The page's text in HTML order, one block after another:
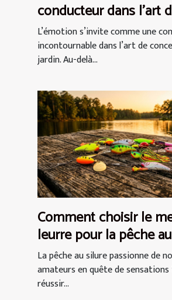
conducteur dans l’art
concevoir un jardin
L’émotion s’invite comme une
incontournable dans l’art de
jardin. Au-delà...
Comment choisir le
leurre pour la pêche
La pêche au silure passionne de
amateurs en quête de
réussir...